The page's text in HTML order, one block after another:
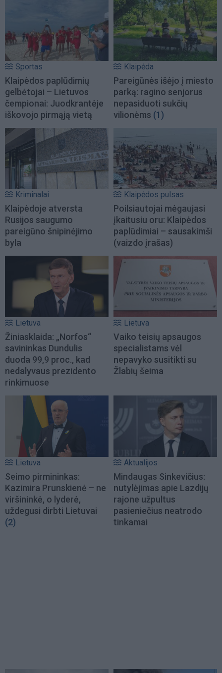
Sportas
Klaipėdos paplūdimių
gelbėtojai – Lietuvos
čempionai: Juodkrantėje
iškovojo pirmąją vietą
Klaipėda
Pareigūnės išėjo į miesto
parką: ragino senjorus
nepasiduoti sukčių
vilionėms (1)
Kriminalai
Klaipėdoje atversta
Rusijos saugumo
pareigūno šnipinėjimo
byla
Klaipėdos pulsas
Poilsiautojai mėgaujasi
įkaitusiu oru: Klaipėdos
paplūdimiai – sausakimši
(vaizdo įrašas)
Lietuva
Žiniasklaida: „Norfos“
savininkas Dundulis
duoda 99,9 proc., kad
nedalyvaus prezidento
rinkimuose
Lietuva
Vaiko teisių apsaugos
specialistams vėl
nepavyko susitikti su
Žlabių šeima
Lietuva
Seimo pirmininkas:
Kazimira Prunskienė – ne
viršininkė, o lyderė,
uždegusi dirbti Lietuvai
(2)
Aktualijos
Mindaugas Sinkevičius:
nutylėjimas apie Lazdijų
rajone užpultus
pasieniečius neatrodo
tinkamai